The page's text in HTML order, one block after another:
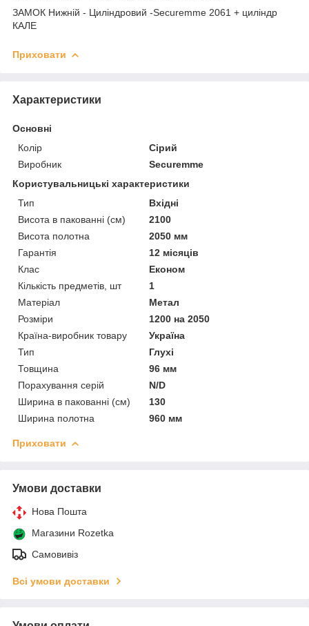
ЗАМОК Нижній - Циліндровий -Securemme 2061 + циліндр
КАЛЕ
Приховати
Характеристики
Основні
Колір
Сірий
Виробник
Securemme
Користувальницькі характеристики
Тип
Вхідні
Висота в пакованні (см)
2100
Висота полотна
2050 мм
Гарантія
12 місяців
Клас
Економ
Кількість предметів, шт
1
Матеріал
Метал
Розміри
1200 на 2050
Країна-виробник товару
Україна
Тип
Глухі
Товщина
96 мм
Порахування серій
N/D
Ширина в пакованні (см)
130
Ширина полотна
960 мм
Приховати
Умови доставки
Нова Пошта
Магазини Rozetka
Самовивіз
Всі умови доставки